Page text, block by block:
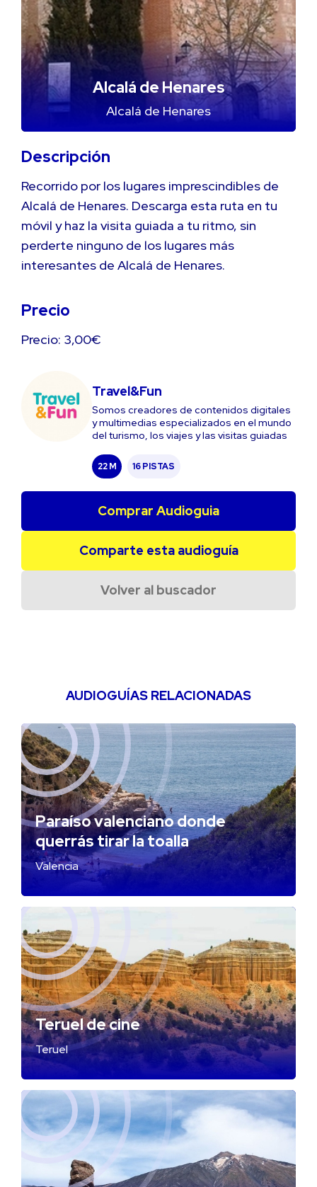
Alcalá de Henares
Alcalá de Henares
Descripción
Recorrido por los lugares imprescindibles de
Alcalá de Henares. Descarga esta ruta en tu
móvil y haz la visita guiada a tu ritmo, sin
perderte ninguno de los lugares más
interesantes de Alcalá de Henares.
Precio
Precio: 3,00€
Travel&Fun
Somos creadores de contenidos digitales
y multimedias especializados en el mundo
del turismo, los viajes y las visitas guiadas
22 M 16 PISTAS
Comprar Audioguia
Comparte esta audioguía
Volver al buscador
AUDIOGUÍAS RELACIONADAS
Paraíso valenciano donde
querrás tirar la toalla
Valencia
Teruel de cine
Teruel